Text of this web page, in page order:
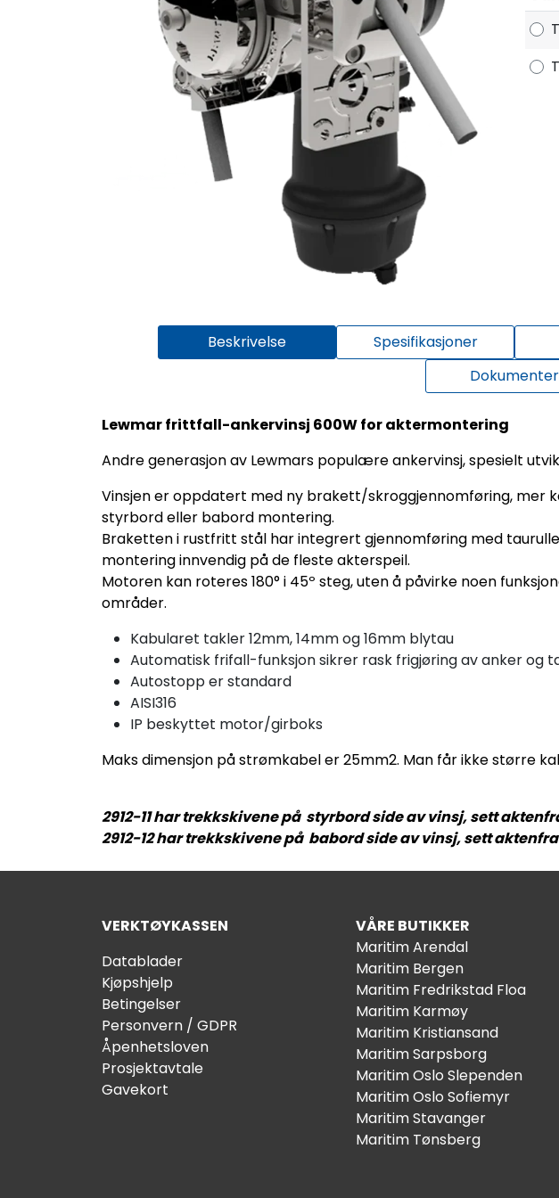
Beskrivelse Spesifikasjoner
Dokumenter
Lewmar frittfall-ankervinsj 600W for aktermontering
Andre generasjon av Lewmars populære ankervinsj, spesielt
Vinsjen er oppdatert med ny brakett/skroggjennomføring, mer
styrbord eller babord montering.
Braketten i rustfritt stål har integrert gjennomføring med
montering innvendig på de fleste akterspeil.
Motoren kan roteres 180° i 45º steg, uten å påvirke noen
områder.
Kabularet takler 12mm, 14mm og 16mm blytau
Automatisk frifall-funksjon sikrer rask frigjøring av anker og
Autostopp er standard
AISI316
IP beskyttet motor/girboks
Maks dimensjon på strømkabel er 25mm2. Man får ikke større
2912-11 har trekkskivene på styrbord side av vinsj, sett
2912-12 har trekkskivene på babord side av vinsj, sett aktenfra
VERKTØYKASSEN
Datablader
Kjøpshjelp
Betingelser
Personvern / GDPR
Åpenhetsloven
Prosjektavtale
Gavekort
VÅRE BUTIKKER
Maritim Arendal
Maritim Bergen
Maritim Fredrikstad Floa
Maritim Karmøy
Maritim Kristiansand
Maritim Sarpsborg
Maritim Oslo Slependen
Maritim Oslo Sofiemyr
Maritim Stavanger
Maritim Tønsberg